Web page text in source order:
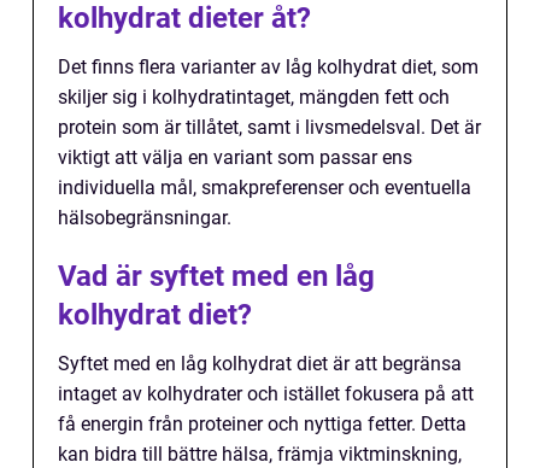
kolhydrat dieter åt?
Det finns flera varianter av låg kolhydrat diet, som
skiljer sig i kolhydratintaget, mängden fett och
protein som är tillåtet, samt i livsmedelsval. Det är
viktigt att välja en variant som passar ens
individuella mål, smakpreferenser och eventuella
hälsobegränsningar.
Vad är syftet med en låg
kolhydrat diet?
Syftet med en låg kolhydrat diet är att begränsa
intaget av kolhydrater och istället fokusera på att
få energin från proteiner och nyttiga fetter. Detta
kan bidra till bättre hälsa, främja viktminskning,